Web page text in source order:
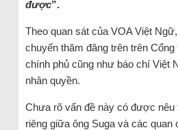
được”.
Theo quan sát của VOA Việt
chuyến thăm đăng trên trên
chính phủ cũng như báo chí Việt
nhân quyền.
Chưa rõ vấn đề này có được nêu
riêng giữa ông Suga và các